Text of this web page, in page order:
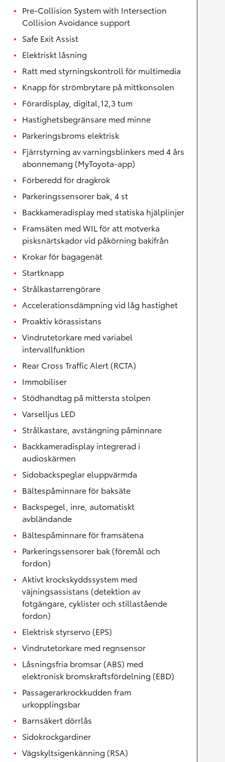
Pre-Collision System with Intersection
Collision Avoidance support
Safe Exit Assist
Elektriskt låsning
Ratt med styrningskontroll för multimedia
Knapp för strömbrytare på mittkonsolen
Förardisplay, digital,12,3 tum
Hastighetsbegränsare med minne
Parkeringsbroms elektrisk
Fjärrstyrning av varningsblinkers med 4 års
abonnemang (MyToyota-app)
Förberedd för dragkrok
Parkeringssensorer bak, 4 st
Backkameradisplay med statiska hjälplinjer
Framsäten med WIL för att motverka
pisksnärtskador vid påkörning bakifrån
Krokar för bagagenät
Startknapp
Strålkastarrengörare
Accelerationsdämpning vid låg hastighet
Proaktiv körassistans
Vindrutetorkare med variabel
intervallfunktion
Rear Cross Traffic Alert (RCTA)
Immobiliser
Stödhandtag på mittersta stolpen
Varselljus LED
Strålkastare, avstängning påminnare
Backkameradisplay integrerad i
audioskärmen
Sidobackspeglar eluppvärmda
Bältespåminnare för baksäte
Backspegel, inre, automatiskt
avbländande
Bältespåminnare för framsätena
Parkeringssensorer bak (föremål och
fordon)
Aktivt krockskyddssystem med
väjningsassistans (detektion av
fotgängare, cyklister och stillastående
fordon)
Elektrisk styrservo (EPS)
Vindrutetorkare med regnsensor
Låsningsfria bromsar (ABS) med
elektronisk bromskraftsfördelning (EBD)
Passagerarkrockkudden fram
urkopplingsbar
Barnsäkert dörrlås
Sidokrockgardiner
Vägskyltsigenkänning (RSA)